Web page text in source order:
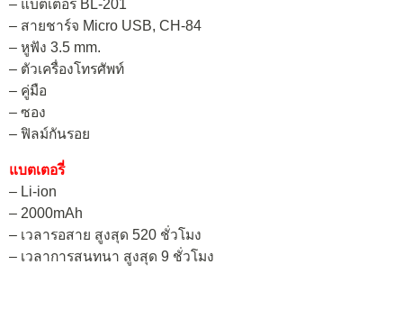
– แบตเตอรี่ BL-201
– สายชาร์จ Micro USB, CH-84
– หูฟัง 3.5 mm.
– ตัวเครื่องโทรศัพท์
– คู่มือ
– ซอง
– ฟิลม์กันรอย
แบตเตอรี่
– Li-ion
– 2000mAh
– เวลารอสาย สูงสุด 520 ชั่วโมง
– เวลาการสนทนา สูงสุด 9 ชั่วโมง